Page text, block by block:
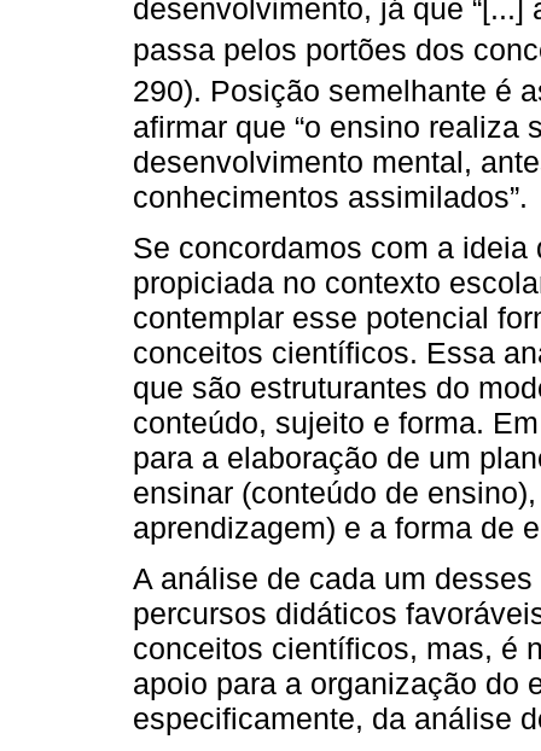
desenvolvimento, já que
passa pelos portões dos
290). Posição semelhante é
afirmar que “o ensino realiza
desenvolvimento mental,
conhecimentos assimilados”.
Se concordamos com a
propiciada no contexto
contemplar esse potencial
conceitos científicos. Essa
que são estruturantes do
conteúdo, sujeito e forma.
para a elaboração de um
ensinar (conteúdo de
aprendizagem) e a forma de
A análise de cada um
percursos didáticos
conceitos científicos, mas, é
apoio para a organização do
especificamente, da análise